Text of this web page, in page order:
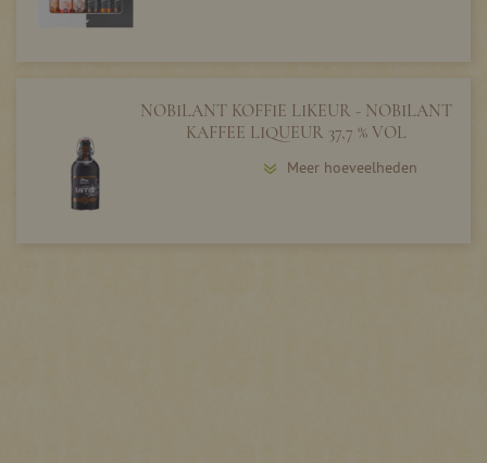
NOBILANT KOFFIE LIKEUR - NOBILANT
KAFFEE LIQUEUR 37,7 % VOL
Meer hoeveelheden